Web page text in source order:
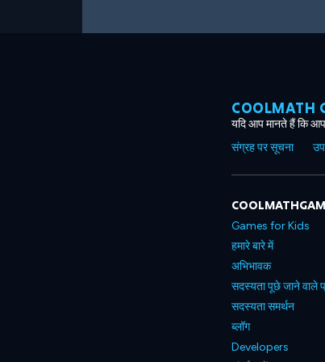
COOLMATH
यदि आप मानते हैं कि
संग्रह पर सूचना
Games for Kids
हमारे बारे में
अभिभावक
सदस्यता पूछे जाने वाले
सदस्यता समर्थन
ब्लॉग
Developers